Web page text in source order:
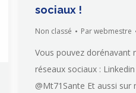
sociaux !
Non classé Parwebmestre
Vous pouvez dorénavant
réseaux sociaux :
@Mt71Sante Et aussi sur